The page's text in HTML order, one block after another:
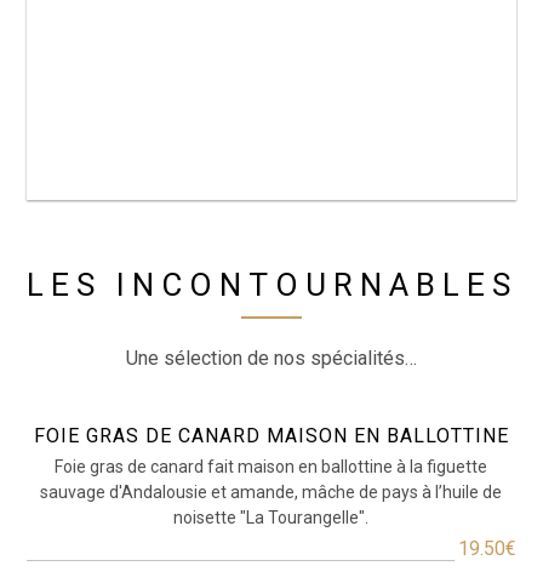
LES INCONTOURNABLES
Une sélection de nos spécialités…
FOIE GRAS DE CANARD MAISON EN BALLOTTINE
Foie gras de canard fait maison en ballottine à la figuette
sauvage d'Andalousie et amande, mâche de pays à l’huile de
noisette "La Tourangelle".
19.50€